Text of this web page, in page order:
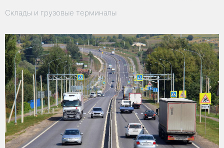
Склады и грузовые терминалы